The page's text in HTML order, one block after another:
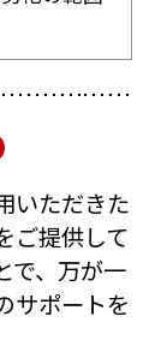
いただきた
ご提供して
で、万が一
サポートを